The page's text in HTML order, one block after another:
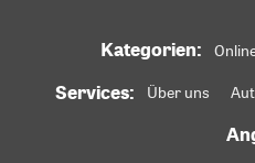
Kategorien:
Services: Über uns